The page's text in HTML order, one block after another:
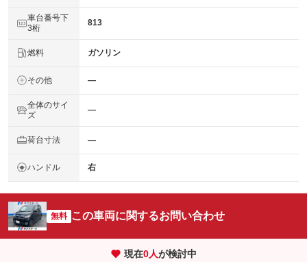
車台番号下
3桁
813
燃料 ガソリン
その他 ―
全体のサイ
ズ
―
荷台寸法 ―
ハンドル 右
無料 この車両に関するお問い合わせ
現在0人が検討中